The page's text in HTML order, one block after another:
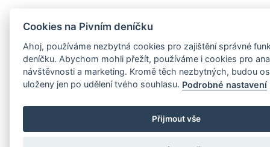
Cookies na Pivním deníčku
Ahoj, používáme nezbytná cookies pro zajištění správné
deníčku. Abychom mohli přežít, používáme i cookies pro
návštěvnosti a marketing. Kromě těch nezbytných, budou
uloženy jen po udělení tvého souhlasu. Podrobné nastavení
Přijmout vše